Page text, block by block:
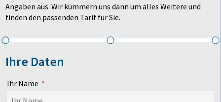
Angaben aus. Wir kümmern uns dann um alles Weitere und
finden den passenden Tarif für Sie.
Ihre Daten
Ihr Name